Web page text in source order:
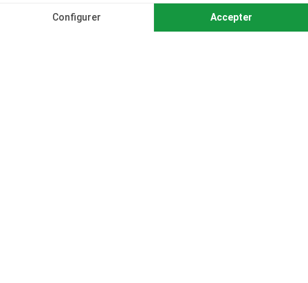
Lundi au vendredi de 9 h à 12 h et de 14 h à
18 h